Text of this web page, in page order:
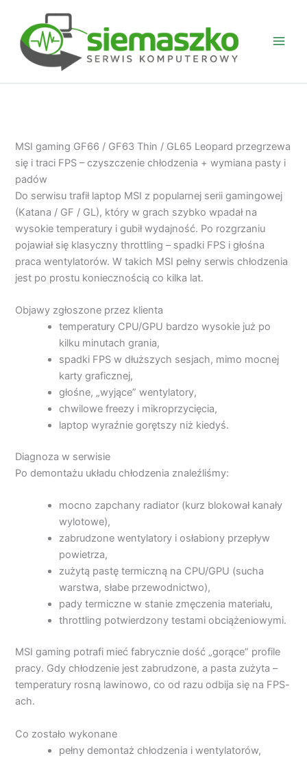
treści
MSI gaming GF66 / GF63 Thin / GL65 Leopard przegrzewa
się i traci FPS – czyszczenie chłodzenia + wymiana pasty i
padów
Do serwisu trafił laptop MSI z popularnej serii gamingowej
(Katana / GF / GL), który w grach szybko wpadał na
wysokie temperatury i gubił wydajność. Po rozgrzaniu
pojawiał się klasyczny throttling – spadki FPS i głośna
praca wentylatorów. W takich MSI pełny serwis chłodzenia
jest po prostu koniecznością co kilka lat.
Objawy zgłoszone przez klienta
temperatury CPU/GPU bardzo wysokie już po
kilku minutach grania,
spadki FPS w dłuższych sesjach, mimo mocnej
karty graficznej,
głośne, „wyjące” wentylatory,
chwilowe freezy i mikroprzycięcia,
laptop wyraźnie gorętszy niż kiedyś.
Diagnoza w serwisie
Po demontażu układu chłodzenia znaleźliśmy:
mocno zapchany radiator (kurz blokował kanały
wylotowe),
zabrudzone wentylatory i osłabiony przepływ
powietrza,
zużytą pastę termiczną na CPU/GPU (sucha
warstwa, słabe przewodnictwo),
pady termiczne w stanie zmęczenia materiału,
throttling potwierdzony testami obciążeniowymi.
MSI gaming potrafi mieć fabrycznie dość „gorące” profile
pracy. Gdy chłodzenie jest zabrudzone, a pasta zużyta –
temperatury rosną lawinowo, co od razu odbija się na FPS-
ach.
Co zostało wykonane
pełny demontaż chłodzenia i wentylatorów,